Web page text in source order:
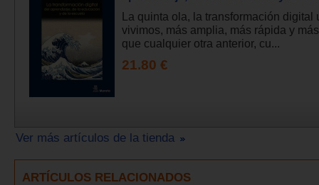
La quinta ola, la transformación digital
vivimos, más amplia, más rápida y
que cualquier otra anterior, cu...
21.80 €
Ver más artículos de la tienda
ARTÍCULOS RELACIONADOS